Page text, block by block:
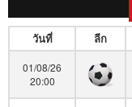
วันที่ ลีก
01/08/26
20:00